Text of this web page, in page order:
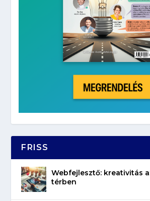
FRISS
Webfejlesztő: kreativitás
térben